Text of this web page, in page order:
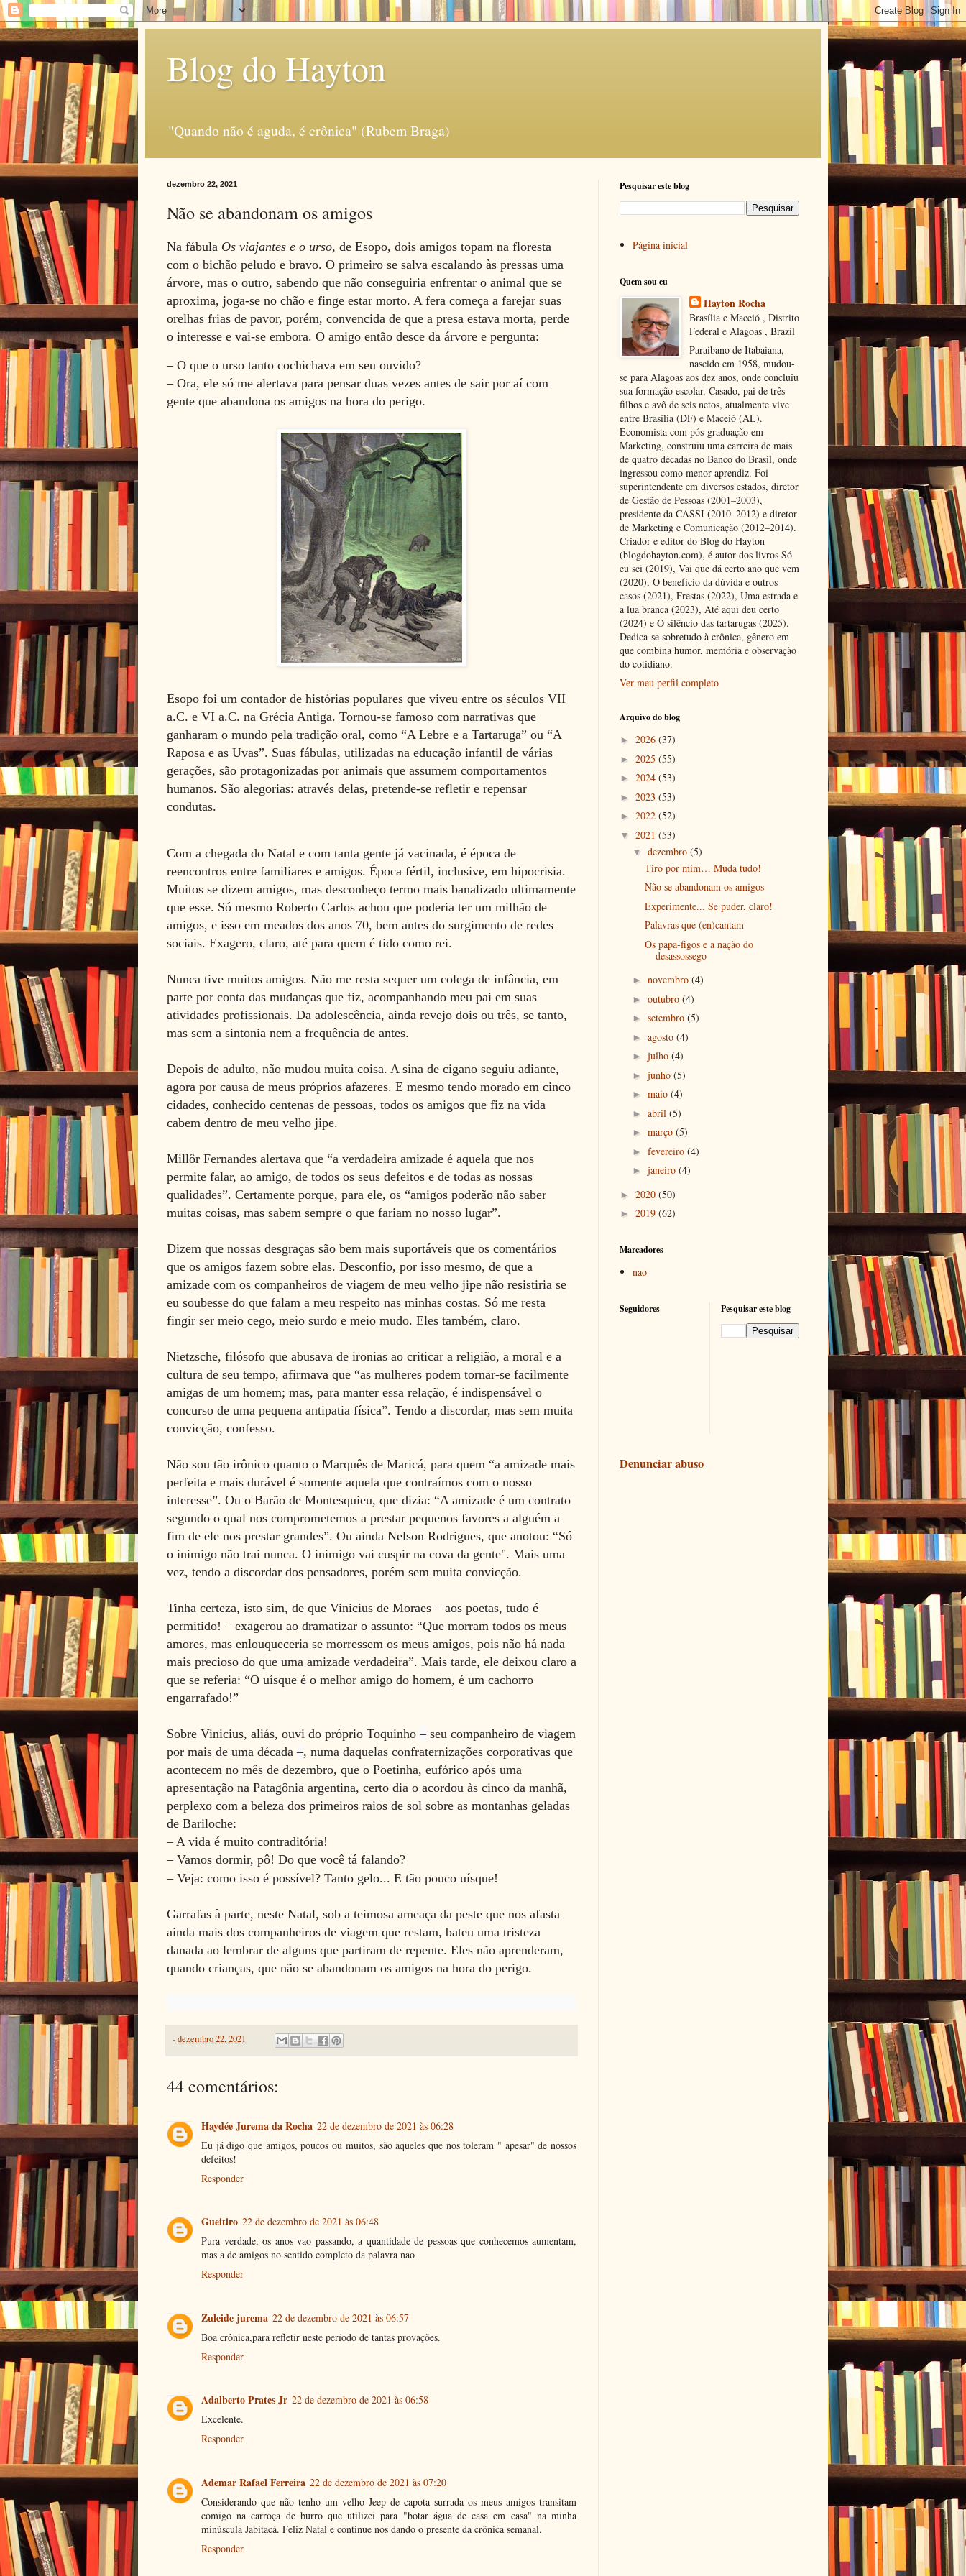
Blog do Hayton
"Quando não é aguda, é crônica" (Rubem Braga)
dezembro 22, 2021
Não se abandonam os amigos
Na fábula Os viajantes e o urso, de Esopo, dois amigos topam na floresta
com o bichão peludo e bravo. O primeiro se salva escalando às pressas uma
árvore, mas o outro, sabendo que não conseguiria enfrentar o animal que se
aproxima, joga-se no chão e finge estar morto. A fera começa a farejar suas
orelhas frias de pavor, porém, convencida de que a presa estava morta, perde
o interesse e vai-se embora. O amigo então desce da árvore e pergunta:
– O que o urso tanto cochichava em seu ouvido?
– Ora, ele só me alertava para pensar duas vezes antes de sair por aí com
gente que abandona os amigos na hora do perigo.
Esopo foi um contador de histórias populares que viveu entre os séculos VII
a.C. e VI a.C. na Grécia Antiga. Tornou-se famoso com narrativas que
ganharam o mundo pela tradição oral, como “A Lebre e a Tartaruga” ou “A
Raposa e as Uvas”. Suas fábulas, utilizadas na educação infantil de várias
gerações, são protagonizadas por animais que assumem comportamentos
humanos. São alegorias: através delas, pretende-se refletir e repensar
condutas.
Com a chegada do Natal e com tanta gente já vacinada, é época de
reencontros entre familiares e amigos. Época fértil, inclusive, em hipocrisia.
Muitos se dizem amigos, mas desconheço termo mais banalizado ultimamente
que esse. Só mesmo Roberto Carlos achou que poderia ter um milhão de
amigos, e isso em meados dos anos 70, bem antes do surgimento de redes
sociais. Exagero, claro, até para quem é tido como rei.
Nunca tive muitos amigos. Não me resta sequer um colega de infância, em
parte por conta das mudanças que fiz, acompanhando meu pai em suas
atividades profissionais. Da adolescência, ainda revejo dois ou três, se tanto,
mas sem a sintonia nem a frequência de antes.
Depois de adulto, não mudou muita coisa. A sina de cigano seguiu adiante,
agora por causa de meus próprios afazeres. E mesmo tendo morado em cinco
cidades, conhecido centenas de pessoas, todos os amigos que fiz na vida
cabem dentro de meu velho jipe.
Millôr Fernandes alertava que “a verdadeira amizade é aquela que nos
permite falar, ao amigo, de todos os seus defeitos e de todas as nossas
qualidades”. Certamente porque, para ele, os “amigos poderão não saber
muitas coisas, mas sabem sempre o que fariam no nosso lugar”.
Dizem que nossas desgraças são bem mais suportáveis que os comentários
que os amigos fazem sobre elas. Desconfio, por isso mesmo, de que a
amizade com os companheiros de viagem de meu velho jipe não resistiria se
eu soubesse do que falam a meu respeito nas minhas costas. Só me resta
fingir ser meio cego, meio surdo e meio mudo. Eles também, claro.
Nietzsche, filósofo que abusava de ironias ao criticar a religião, a moral e a
cultura de seu tempo, afirmava que “as mulheres podem tornar-se facilmente
amigas de um homem; mas, para manter essa relação, é indispensável o
concurso de uma pequena antipatia física”. Tendo a discordar, mas sem muita
convicção, confesso.
Não sou tão irônico quanto o Marquês de Maricá, para quem “a amizade mais
perfeita e mais durável é somente aquela que contraímos com o nosso
interesse”. Ou o Barão de Montesquieu, que dizia: “A amizade é um contrato
segundo o qual nos comprometemos a prestar pequenos favores a alguém a
fim de ele nos prestar grandes”. Ou ainda Nelson Rodrigues, que anotou: “Só
o inimigo não trai nunca. O inimigo vai cuspir na cova da gente". Mais uma
vez, tendo a discordar dos pensadores, porém sem muita convicção.
Tinha certeza, isto sim, de que Vinicius de Moraes – aos poetas, tudo é
permitido!– exagerou ao dramatizar o assunto: “Que morram todos os meus
amores, mas enlouqueceria se morressem os meus amigos, pois não há nada
mais precioso do que uma amizade verdadeira”. Mais tarde, ele deixou claro a
que se referia: “O uísque é o melhor amigo do homem, é um cachorro
engarrafado!”
Sobre Vinicius, aliás, ouvi do próprio Toquinho–seu companheiro de viagem
por mais de uma década–, numa daquelas confraternizações corporativas que
acontecem no mês de dezembro, que o Poetinha, eufórico após uma
apresentação na Patagônia argentina, certo dia o acordou às cinco da manhã,
perplexo com a beleza dos primeiros raios de sol sobre as montanhas geladas
de Bariloche:
– A vida é muito contraditória!
– Vamos dormir, pô! Do que você tá falando?
– Veja: como isso é possível? Tanto gelo... E tão pouco uísque!
Garrafas à parte, neste Natal, sob a teimosa ameaça da peste que nos afasta
ainda mais dos companheiros de viagem que restam, bateu uma tristeza
danada ao lembrar de alguns que partiram de repente. Eles não aprenderam,
quando crianças, que não se abandonam os amigos na hora do perigo.
-dezembro 22, 2021
44 comentários:
Haydée Jurema da Rocha 22 de dezembro de 2021 às 06:28
Eu já digo que amigos, poucos ou muitos, são aqueles que nos toleram " apesar" de nossos
defeitos!
Responder
Gueitiro 22 de dezembro de 2021 às 06:48
Pura verdade, os anos vao passando, a quantidade de pessoas que conhecemos aumentam,
mas a de amigos no sentido completo da palavra nao
Responder
Zuleide jurema 22 de dezembro de 2021 às 06:57
Boa crônica,para refletir neste período de tantas provações.
Responder
Adalberto Prates Jr 22 de dezembro de 2021 às 06:58
Excelente.
Responder
Ademar Rafael Ferreira 22 de dezembro de 2021 às 07:20
Considerando que não tenho um velho Jeep de capota surrada os meus amigos transitam
comigo na carroça de burro que utilizei para "botar água de casa em casa" na minha
minúscula Jabitacá. Feliz Natal e continue nos dando o presente da crônica semanal.
Responder
Pesquisar este blog
Página inicial
Quem sou eu
Hayton Rocha
Brasília e Maceió , Distrito
Federal e Alagoas , Brazil
Paraibano de Itabaiana,
nascido em 1958, mudou-
se para Alagoas aos dez anos, onde concluiu
sua formação escolar. Casado, pai de três
filhos e avô de seis netos, atualmente vive
entre Brasília (DF) e Maceió (AL).
Economista com pós-graduação em
Marketing, construiu uma carreira de mais
de quatro décadas no Banco do Brasil, onde
ingressou como menor aprendiz. Foi
superintendente em diversos estados, diretor
de Gestão de Pessoas (2001–2003),
presidente da CASSI (2010–2012) e diretor
de Marketing e Comunicação (2012–2014).
Criador e editor do Blog do Hayton
(blogdohayton.com), é autor dos livros Só
eu sei (2019), Vai que dá certo ano que vem
(2020), O benefício da dúvida e outros
casos (2021), Frestas (2022), Uma estrada e
a lua branca (2023), Até aqui deu certo
(2024) e O silêncio das tartarugas (2025).
Dedica-se sobretudo à crônica, gênero em
que combina humor, memória e observação
do cotidiano.
Ver meu perfil completo
Arquivo do blog
► 2026 (37)
► 2025 (55)
► 2024 (53)
► 2023 (53)
► 2022 (52)
▼ 2021 (53)
▼ dezembro (5)
Tiro por mim… Muda tudo!
Não se abandonam os amigos
Experimente... Se puder, claro!
Palavras que (en)cantam
Os papa-figos e a nação do
desassossego
► novembro (4)
► outubro (4)
► setembro (5)
► agosto (4)
► julho (4)
► junho (5)
► maio (4)
► abril (5)
► março (5)
► fevereiro (4)
► janeiro (4)
► 2020 (50)
► 2019 (62)
Marcadores
nao
Seguidores Pesquisar este blog
Denunciar abuso